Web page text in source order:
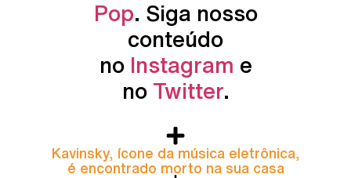
Pop. Siga nosso
conteúdo
no Instagram e
no Twitter.
Kavinsky, ícone da música eletrônica,
é encontrado morto na sua casa